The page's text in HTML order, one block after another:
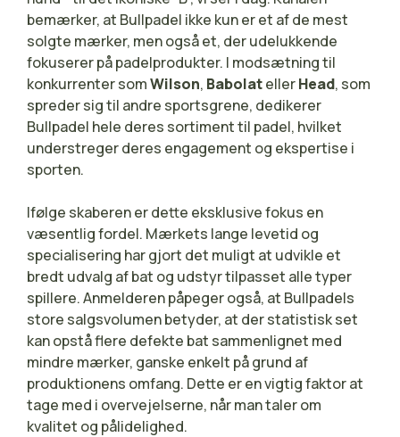
bemærker, at Bullpadel ikke kun er et af de mest
solgte mærker, men også et, der udelukkende
fokuserer på padelprodukter. I modsætning til
konkurrenter somWilson, BabolatellerHead, som
spreder sig til andre sportsgrene, dedikerer
Bullpadel hele deres sortiment til padel, hvilket
understreger deres engagement og ekspertise i
sporten.
Ifølge skaberen er dette eksklusive fokus en
væsentlig fordel. Mærkets lange levetid og
specialisering har gjort det muligt at udvikle et
bredt udvalg af bat og udstyr tilpasset alle typer
spillere. Anmelderen påpeger også, at Bullpadels
store salgsvolumen betyder, at der statistisk set
kan opstå flere defekte bat sammenlignet med
mindre mærker, ganske enkelt på grund af
produktionens omfang. Dette er en vigtig faktor at
tage med i overvejelserne, når man taler om
kvalitet og pålidelighed.